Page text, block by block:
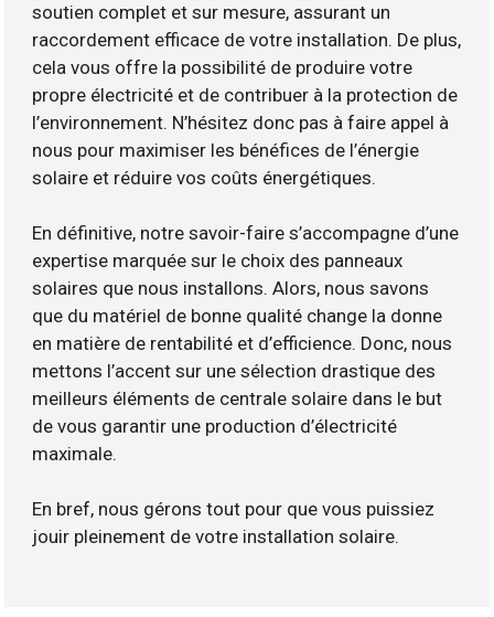
soutien complet et sur mesure, assurant un
raccordement efficace de votre installation. De plus,
cela vous offre la possibilité de produire votre
propre électricité et de contribuer à la protection de
l’environnement. N’hésitez donc pas à faire appel à
nous pour maximiser les bénéfices de l’énergie
solaire et réduire vos coûts énergétiques.
En définitive, notre savoir-faire s’accompagne d’une
expertise marquée sur le choix des panneaux
solaires que nous installons. Alors, nous savons
que du matériel de bonne qualité change la donne
en matière de rentabilité et d’efficience. Donc, nous
mettons l’accent sur une sélection drastique des
meilleurs éléments de centrale solaire dans le but
de vous garantir une production d’électricité
maximale.
En bref, nous gérons tout pour que vous puissiez
jouir pleinement de votre installation solaire.